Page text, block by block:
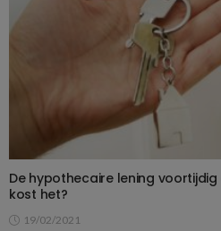
De hypothecaire lening
kost het?
19/02/2021